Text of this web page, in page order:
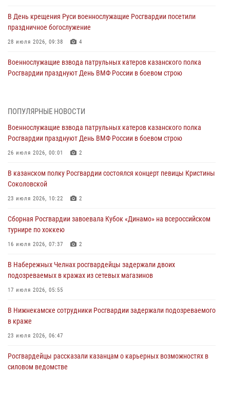
В День крещения Руси военнослужащие Росгвардии посетили
праздничное богослужение
28 июля 2026, 09:38 4
Военнослужащие взвода патрульных катеров казанского полка
Росгвардии празднуют День ВМФ России в боевом строю
Татарстанские росгвардейцы завоевали «бронзу» в окружном этапе
24 июля 2026, 15:05
В казанском полку Росгвардии состоялся концерт певицы Кристины
23 июля 2026, 10:22
В Нижнекамске сотрудники Росгвардии задержали подозреваемого
23 июля 2026, 06:47
В Казани Росгвардия приняла участие в обеспечении безопасности
22 июля 2026, 07:41 6
ПОПУЛЯРНЫЕ НОВОСТИ
Военнослужащие взвода патрульных катеров казанского полка
Росгвардии празднуют День ВМФ России в боевом строю
26 июля 2026, 00:01 2
В казанском полку Росгвардии состоялся концерт певицы Кристины
Соколовской
23 июля 2026, 10:22 2
Сборная Росгвардии завоевала Кубок «Динамо» на всероссийском
турнире по хоккею
16 июля 2026, 07:37 2
В Набережных Челнах росгвардейцы задержали двоих
подозреваемых в кражах из сетевых магазинов
17 июля 2026, 05:55
В Нижнекамске сотрудники Росгвардии задержали подозреваемого
в краже
23 июля 2026, 06:47
Росгвардейцы рассказали казанцам о карьерных возможностях в
силовом ведомстве